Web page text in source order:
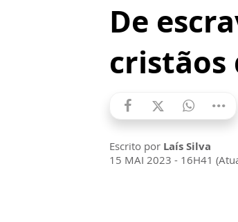
De
cristãos
Escrito por Laís Silva
15 MAI 2023 - 16H41